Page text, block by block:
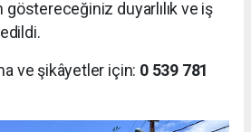
duyarlılık ve iş
ve şikâyetler için: 0 539 781